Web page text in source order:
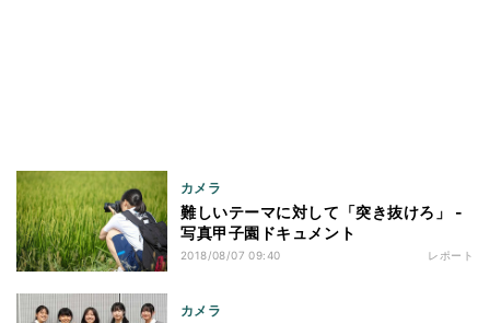
カメラ
難しいテーマに対して「突き抜けろ」 -
写真甲子園ドキュメント
2018/08/07 09:40 レポート
カメラ